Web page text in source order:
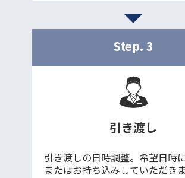
Step. 3
引き渡し
引き渡しの日時調整。希望日時に
またはお持ち込みしていただきま